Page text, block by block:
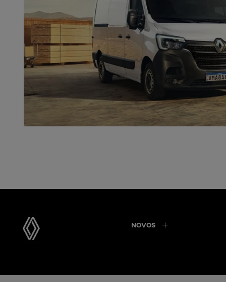
NOVOS
Atlântica Automotor Ltda